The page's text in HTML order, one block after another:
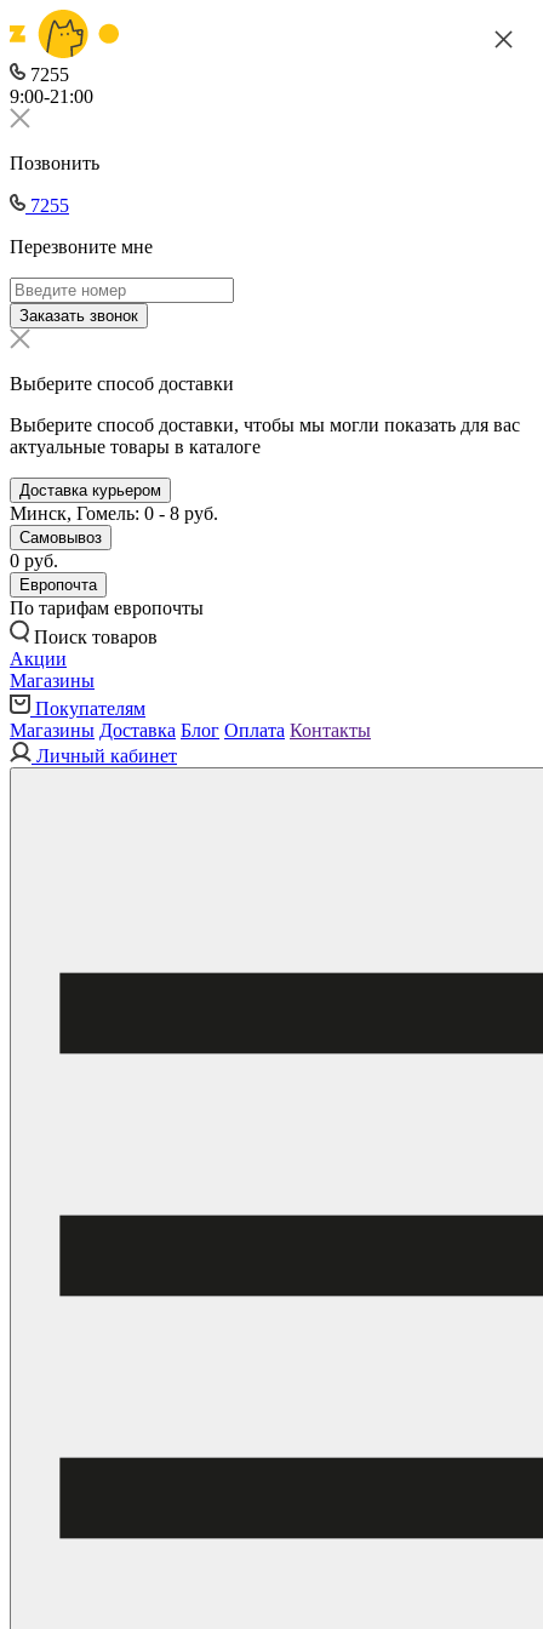
7255
9:00-21:00
Позвонить
7255
Перезвоните мне
Заказать звонок
Выберите способ доставки
Выберите способ доставки, чтобы мы могли показать для вас
актуальные товары в каталоге
Доставка курьером
Минск, Гомель: 0 - 8 руб.
Самовывоз
0 руб.
Европочта
По тарифам европочты
Поиск товаров
Акции
Магазины
Покупателям
Магазины Доставка Блог Оплата Контакты
Личный кабинет